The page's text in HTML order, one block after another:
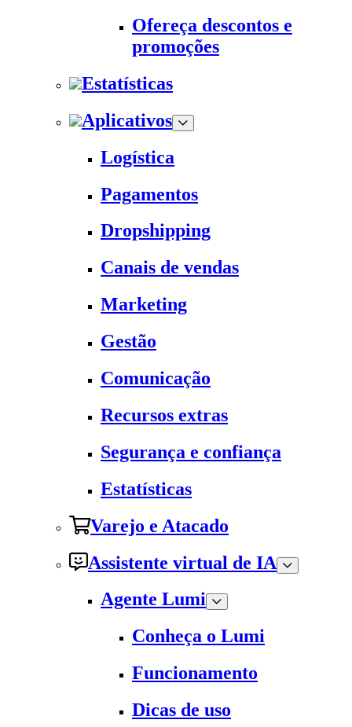
Ofereça descontos e
promoções
Estatísticas
Aplicativos
Logística
Pagamentos
Dropshipping
Canais de vendas
Marketing
Gestão
Comunicação
Recursos extras
Segurança e confiança
Estatísticas
Varejo e Atacado
Assistente virtual de IA
Agente Lumi
Conheça o Lumi
Funcionamento
Dicas de uso